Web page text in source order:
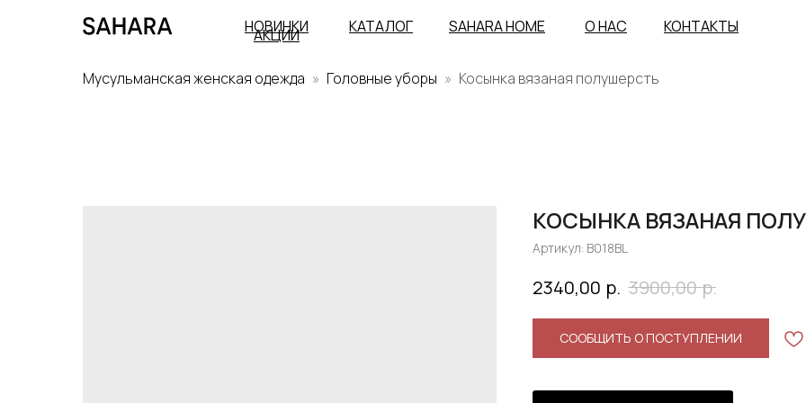
КАТАЛОГ
НОВИНКИ
АКЦИИ КОНТАКТЫ
О НАС
SAHARA HOME
Мусульманская женская одежда Головные уборы Косынка вязаная полушерсть
КОСЫНКА ВЯЗАНАЯ
Артикул: B018BL
2340,00 р. 3900,00 р.
СООБЩИТЬ О ПОСТУПЛЕНИИ